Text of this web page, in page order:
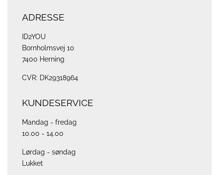
ADRESSE
ID2YOU
Bornholmsvej 10
7400 Herning
CVR: DK29318964
KUNDESERVICE
Mandag - fredag
10.00 - 14.00
Lørdag - søndag
Lukket